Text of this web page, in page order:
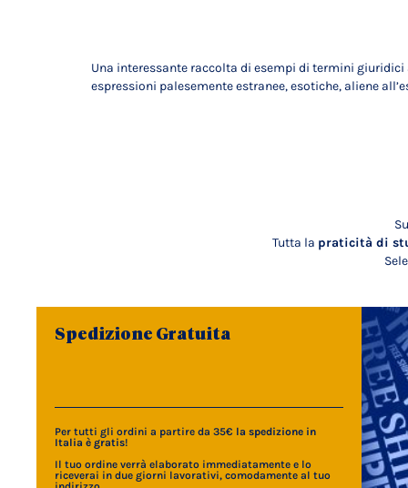
Una interessante raccolta di esempi di termini
espressioni palesemente estranee, esotiche, aliene
Tutta la praticità di
Spedizione Gratuita
Per tutti gli ordini a partire da 35€ la spedizione in
Italia è gratis!
Il tuo ordine verrà elaborato immediatamente e lo
riceverai in due giorni lavorativi, comodamente al tuo